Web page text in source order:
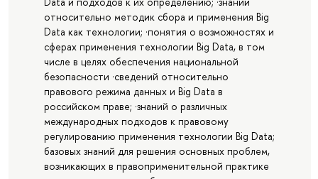
относительно методик сбора и применения Big
Data как технологии; ·понятия о возможностях и
сферах применения технологии Big Data, в том
числе в целях обеспечения национальной
безопасности ·сведений относительно
правового режима данных и Big Data в
российском праве; ·знаний о различных
международных подходов к правовому
регулированию применения технологии Big Data;
базовых знаний для решения основных проблем,
возникающих в правоприменительной практике